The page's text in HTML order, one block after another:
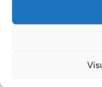
Caldaie
per le